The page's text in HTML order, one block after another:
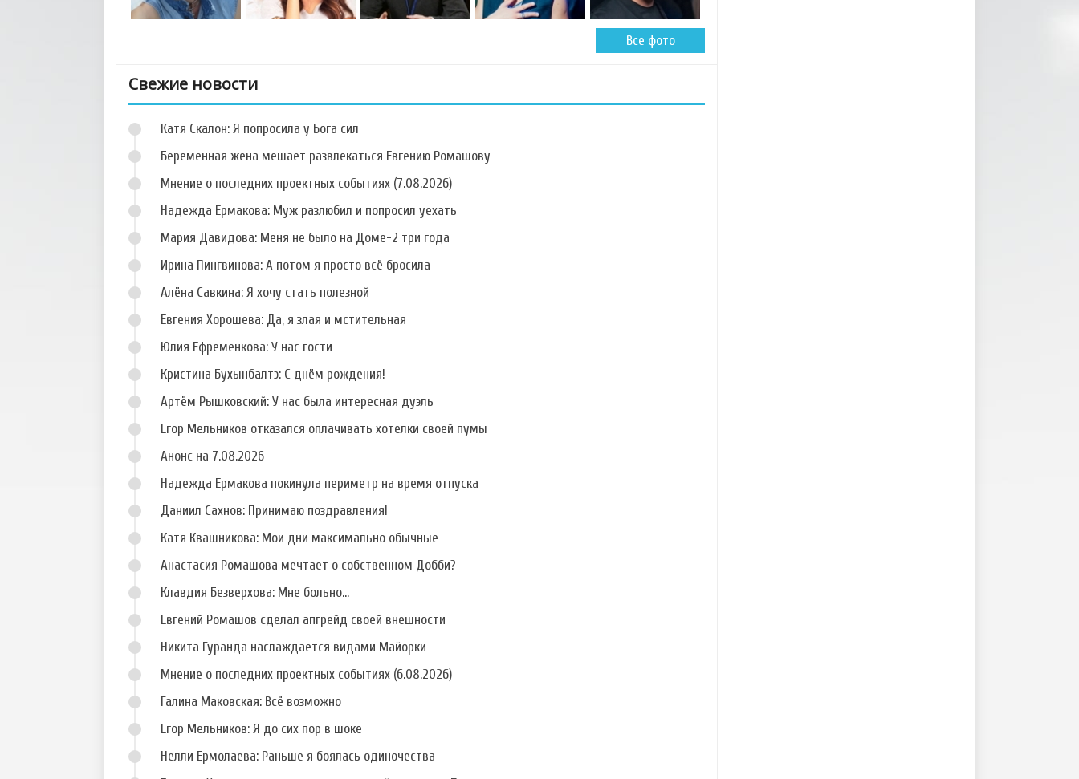
Фото Данила
Романова
Фото Кристины
Дерябиной
Фото Алины
Алексеевой
Фото Сергея
Худякова
Фото Алены
Павловой
Фото Сергея
Все фото
Свежие новости
Катя Скалон: Я попросила у Бога сил
Беременная жена мешает развлекаться Евгению Ромашову
Мнение о последних проектных событиях (7.08.2026)
Надежда Ермакова: Муж разлюбил и попросил уехать
Мария Давидова: Меня не было на Доме-2 три года
Ирина Пингвинова: А потом я просто всё бросила
Алёна Савкина: Я хочу стать полезной
Евгения Хорошева: Да, я злая и мстительная
Юлия Ефременкова: У нас гости
Кристина Бухынбалтэ: С днём рождения!
Артём Рышковский: У нас была интересная дуэль
Егор Мельников отказался оплачивать хотелки своей пумы
Анонс на 7.08.2026
Надежда Ермакова покинула периметр на время отпуска
Даниил Сахнов: Принимаю поздравления!
Катя Квашникова: Мои дни максимально обычные
Анастасия Ромашова мечтает о собственном Добби?
Клавдия Безверхова: Мне больно...
Евгений Ромашов сделал апгрейд своей внешности
Никита Гуранда наслаждается видами Майорки
Мнение о последних проектных событиях (6.08.2026)
Галина Маковская: Всё возможно
Егор Мельников: Я до сих пор в шоке
Нелли Ермолаева: Раньше я боялась одиночества